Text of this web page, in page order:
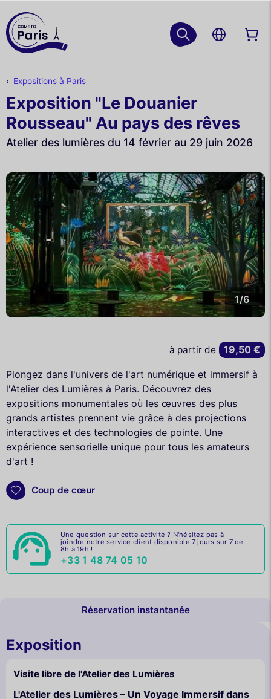
Expositions à Paris
Exposition "Le Douanier
Rousseau" Au pays des rêves
Atelier des lumières du 14 février au 29 juin 2026
1/6
Plongez dans l'univers de l'art numérique et immersif à
l'Atelier des Lumières à Paris. Découvrez des
expositions monumentales où les œuvres des plus
grands artistes prennent vie grâce à des projections
interactives et des technologies de pointe. Une
expérience sensorielle unique pour tous les amateurs
d'art !
Coup de cœur
à partir de 19,50 €
Une question sur cette activité ? N'hésitez pas à
joindre notre service client disponible 7 jours sur 7 de
8h à 19h !
+33 1 48 74 05 10
Réservation instantanée
Exposition
Visite libre de l'Atelier des Lumières
L'Atelier des Lumières – Un Voyage Immersif dans